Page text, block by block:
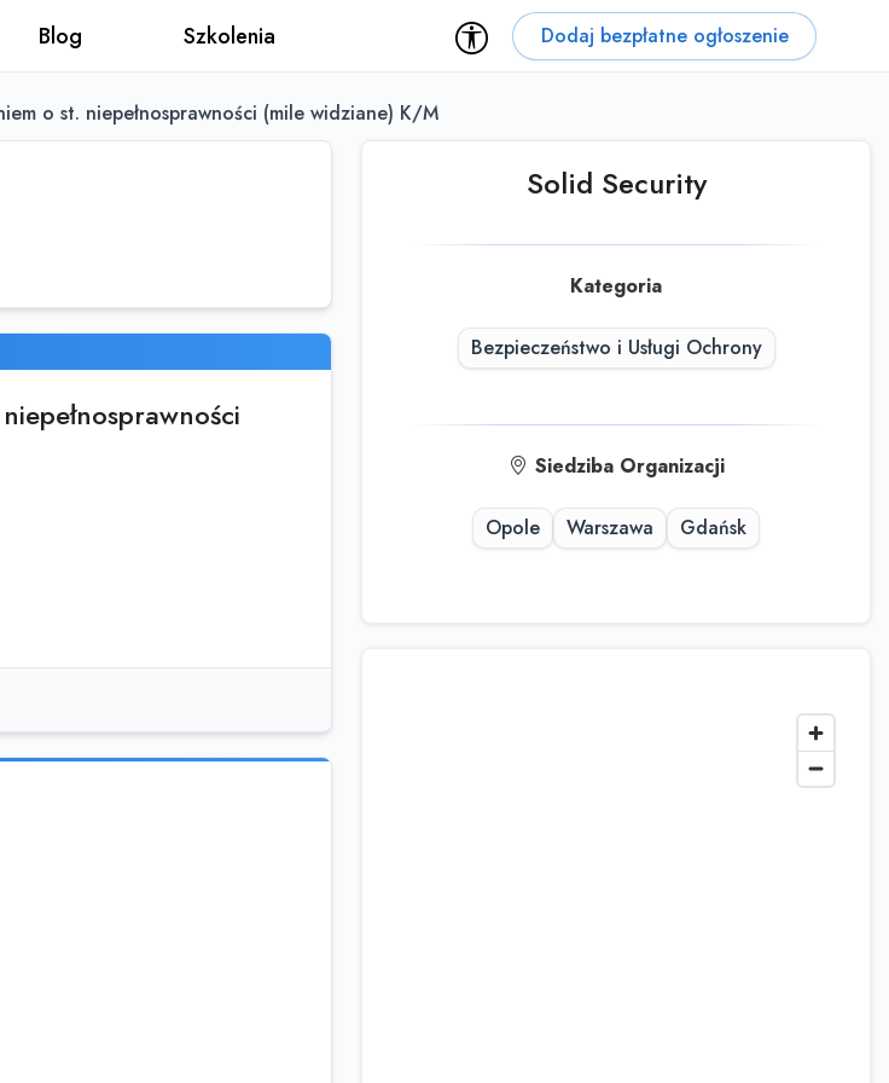
Blog Szkolenia Dodaj bezpłatne ogłoszenie
o st. niepełnosprawności (mile widziane) K/M
Solid Security
Kategoria
Bezpieczeństwo i Usługi Ochrony
Siedziba Organizacji
Opole Warszawa Gdańsk